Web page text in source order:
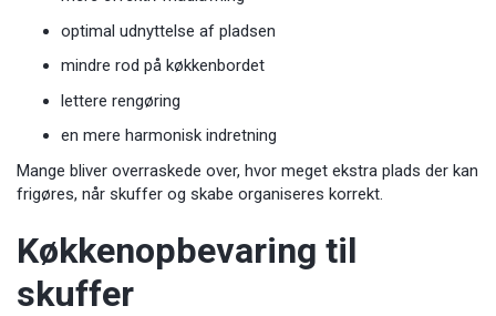
optimal udnyttelse af pladsen
mindre rod på køkkenbordet
lettere rengøring
en mere harmonisk indretning
Mange bliver overraskede over, hvor meget ekstra plads der kan
frigøres, når skuffer og skabe organiseres korrekt.
Køkkenopbevaring til
skuffer